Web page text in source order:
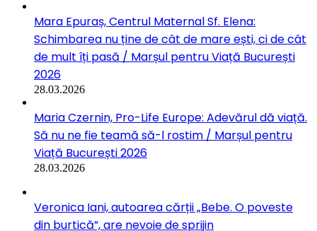
Mara Epuraș, Centrul Maternal Sf. Elena:
Schimbarea nu ține de cât de mare ești, ci de cât
de mult îți pasă / Marșul pentru Viață București
2026
28.03.2026
Maria Czernin, Pro-Life Europe: Adevărul dă viață.
Să nu ne fie teamă să-l rostim / Marșul pentru
Viață București 2026
28.03.2026
Veronica Iani, autoarea cărții „Bebe. O poveste
din burtică”, are nevoie de sprijin